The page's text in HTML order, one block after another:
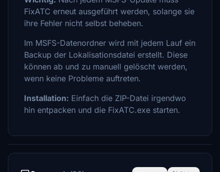
FixATC erneut ausgeführt werden, solange sie
ihre Fehler nicht selbst beheben.
Im MSFS-Datenordner wird mit jedem Lauf ein
Backup der Lokalisationsdatei erstellt. Diese
können ab und zu manuell gelöscht werden,
wenn keine Probleme auftreten.
Installation: Einfach die ZIP-Datei irgendwo
hin entpacken und die FixATC.exe starten.